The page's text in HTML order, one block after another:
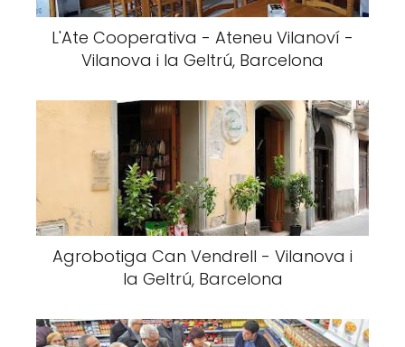
L'Ate Cooperativa - Ateneu Vilanoví -
Vilanova i la Geltrú, Barcelona
Agrobotiga Can Vendrell - Vilanova i
la Geltrú, Barcelona